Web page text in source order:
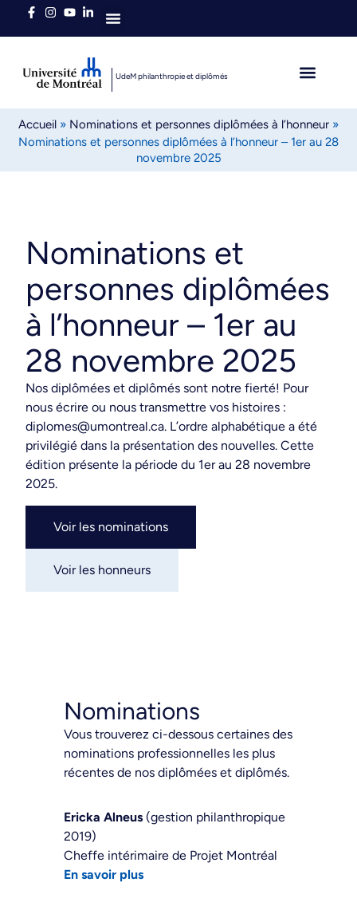
UdeM philanthropie et diplômés
Accueil » Nominations et personnes diplômées à l’honneur »
Nominations et personnes diplômées à l’honneur – 1er au 28
novembre 2025
Nominations et
personnes diplômées
à l’honneur – 1er au
28 novembre 2025
Nos diplômées et diplômés sont notre fierté! Pour
nous écrire ou nous transmettre vos histoires :
diplomes@umontreal.ca. L’ordre alphabétique a été
privilégié dans la présentation des nouvelles. Cette
édition présente la période du 1er au 28 novembre
2025.
Voir les nominations
Voir les honneurs
Nominations
Vous trouverez ci-dessous certaines des
nominations professionnelles les plus
récentes de nos diplômées et diplômés.
Ericka Alneus (gestion philanthropique
2019)
Cheffe intérimaire de Projet Montréal
En savoir plus